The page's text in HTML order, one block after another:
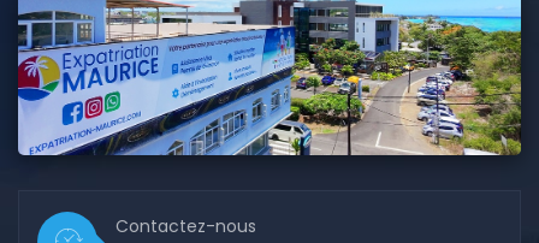
Contactez-nous